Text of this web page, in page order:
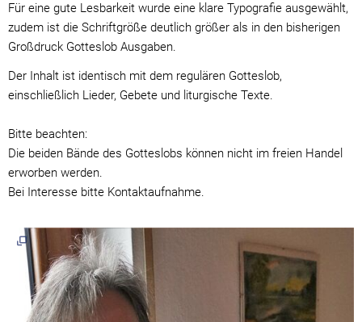
Für eine gute Lesbarkeit wurde eine klare Typografie ausgewählt,
zudem ist die Schriftgröße deutlich größer als in den bisherigen
Großdruck Gotteslob Ausgaben.
Der Inhalt ist identisch mit dem regulären Gotteslob,
einschließlich Lieder, Gebete und liturgische Texte.
Bitte beachten:
Die beiden Bände des Gotteslobs können nicht im freien Handel
erworben werden.
Bei Interesse bitte Kontaktaufnahme.